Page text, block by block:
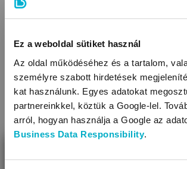
Ez a weboldal sütiket használ
Az oldal működéséhez és a tartalom,
személyre szabott hirdetések
kat használunk. Egyes adatokat
partnereinkkel, köztük a Google-lel.
arról, hogyan használja a Google az
Business Data Responsibility.
Még 2 színben
KAPCSOLÓDÓ KATEGÓRIÁK